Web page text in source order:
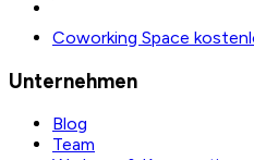
Coworking Space
Unternehmen
Blog
Team